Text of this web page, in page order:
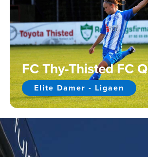
FC Thy-Thisted FC Q
Elite Damer - Ligaen